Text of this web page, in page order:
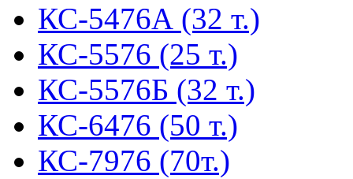
КС-5476А (32 т.)
КС-5576 (25 т.)
КС-5576Б (32 т.)
КС-6476 (50 т.)
КС-7976 (70т.)